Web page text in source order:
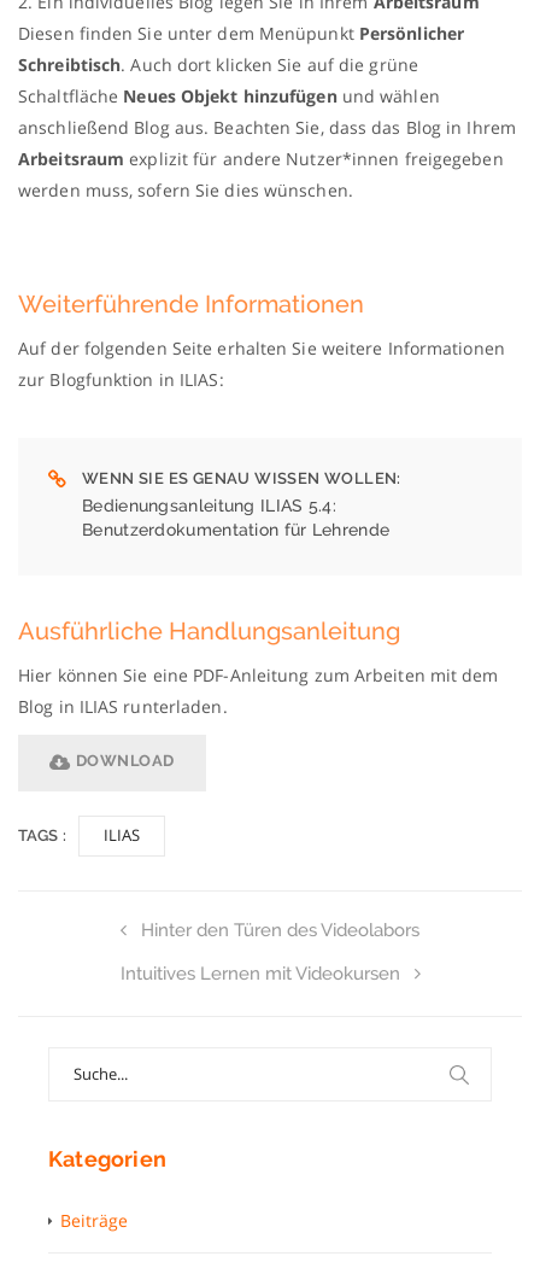
Diesen finden Sie unter dem Menüpunkt Persönlicher
Schreibtisch. Auch dort klicken Sie auf die grüne
Schaltfläche Neues Objekt hinzufügenund wählen
anschließend Blog aus. Beachten Sie, dass das Blog in Ihrem
Arbeitsraum explizit für andere Nutzer*innen freigegeben
werden muss, sofern Sie dies wünschen.
Weiterführende Informationen
Auf der folgenden Seite erhalten Sie weitere Informationen
zur Blogfunktion in ILIAS:
WENN SIE ES GENAU WISSEN WOLLEN
Bedienungsanleitung ILIAS 5.4:
Benutzerdokumentation für Lehrende
Ausführliche Handlungsanleitung
Hier können Sie eine PDF-Anleitung zum Arbeiten mit dem
Blog in ILIAS runterladen.
DOWNLOAD
TAGS : ILIAS
Hinter den Türen des Videolabors
Intuitives Lernen mit Videokursen
Kategorien
Beiträge